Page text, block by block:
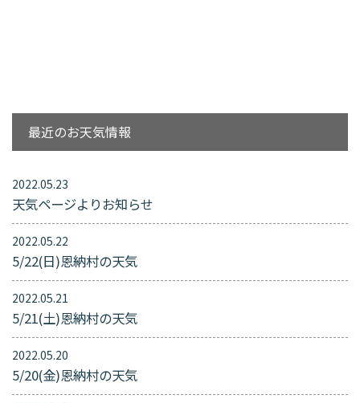
最近のお天気情報
2022.05.23
天気ページよりお知らせ
2022.05.22
5/22(日)恩納村の天気
2022.05.21
5/21(土)恩納村の天気
2022.05.20
5/20(金)恩納村の天気